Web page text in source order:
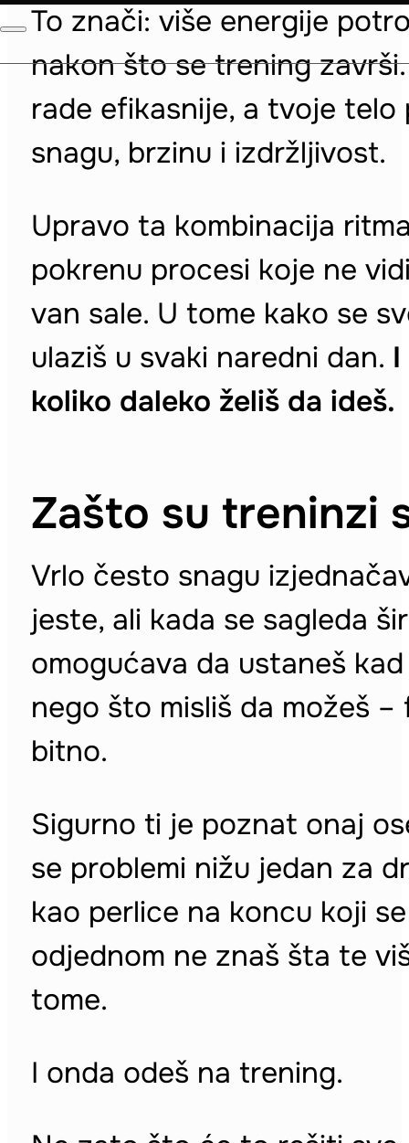
To znači: više energije
nakon što se trening
rade efikasnije, a tvoje
snagu, brzinu i izdržljivost.
Upravo ta kombinacija
pokrenu procesi koje ne
van sale. U tome kako se
ulaziš u svaki naredni dan.
koliko daleko želiš da ideš.
Zašto su treninzi
Vrlo često snagu
jeste, ali kada se sagleda
omogućava da ustaneš
nego što misliš da možeš
bitno.
Sigurno ti je poznat onaj
se problemi nižu jedan za
kao perlice na koncu koji
odjednom ne znaš šta te
tome.
I onda odeš na trening.